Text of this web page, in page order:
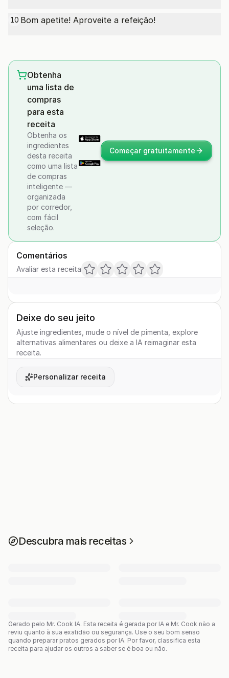
10 Bom apetite! Aproveite a refeição!
Obtenha
uma lista de
compras
para esta
receita
Obtenha os
ingredientes
desta receita
como uma lista
de compras
inteligente —
organizada
por corredor,
com fácil
seleção.
Começar gratuitamente
Comentários
Avaliar esta receita
Deixe do seu jeito
Ajuste ingredientes, mude o nível de pimenta, explore
alternativas alimentares ou deixe a IA reimaginar esta
receita.
Personalizar receita
Descubra mais receitas
Gerado pelo Mr. Cook IA. Esta receita é gerada por IA e Mr. Cook não a
reviu quanto à sua exatidão ou segurança. Use o seu bom senso
quando preparar pratos gerados por IA. Por favor, classifica esta
receita para ajudar os outros a saber se é boa ou não.